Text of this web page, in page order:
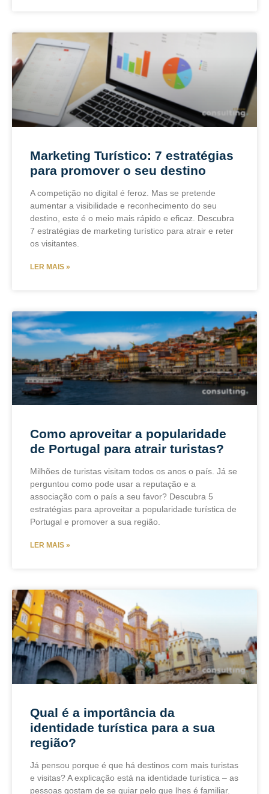
Marketing Turístico: 7 estratégias
para promover o seu destino
A competição no digital é feroz. Mas se pretende
aumentar a visibilidade e reconhecimento do seu
destino, este é o meio mais rápido e eficaz. Descubra
7 estratégias de marketing turístico para atrair e reter
os visitantes.
LER MAIS »
Como aproveitar a popularidade
de Portugal para atrair turistas?
Milhões de turistas visitam todos os anos o país. Já se
perguntou como pode usar a reputação e a
associação com o país a seu favor? Descubra 5
estratégias para aproveitar a popularidade turística de
Portugal e promover a sua região.
LER MAIS »
Qual é a importância da
identidade turística para a sua
região?
Já pensou porque é que há destinos com mais turistas
e visitas? A explicação está na identidade turística – as
pessoas gostam de se guiar pelo que lhes é familiar.